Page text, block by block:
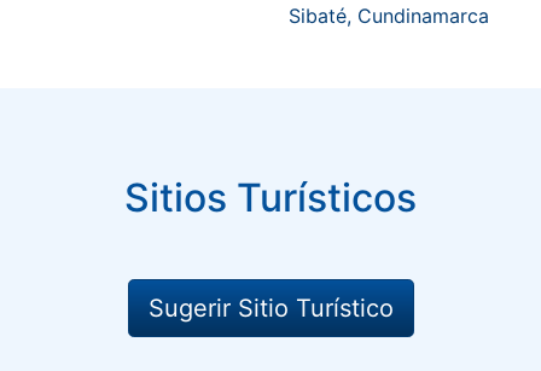
Sibaté, Cundinamarca
Sitios Turísticos
Sugerir Sitio Turístico